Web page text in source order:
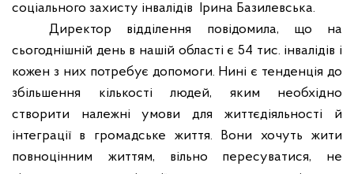
соціального захисту інвалідів Ірина Базилевська.
Директор відділення повідомила, що на
сьогоднішній день в нашій області є 54 тис. інвалідів і
кожен з них потребує допомоги. Нині є тенденція до
збільшення кількості людей, яким необхідно
створити належні умови для життєдіяльності й
інтеграції в громадське життя. Вони хочуть жити
повноцінним життям, вільно пересуватися, не